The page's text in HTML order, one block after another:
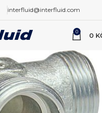
interfluid@interfluid.com
0 0